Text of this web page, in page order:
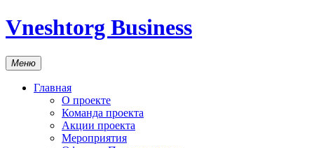
Vneshtorg Business
Меню
Главная
О проекте
Команда проекта
Акции проекта
Мероприятия